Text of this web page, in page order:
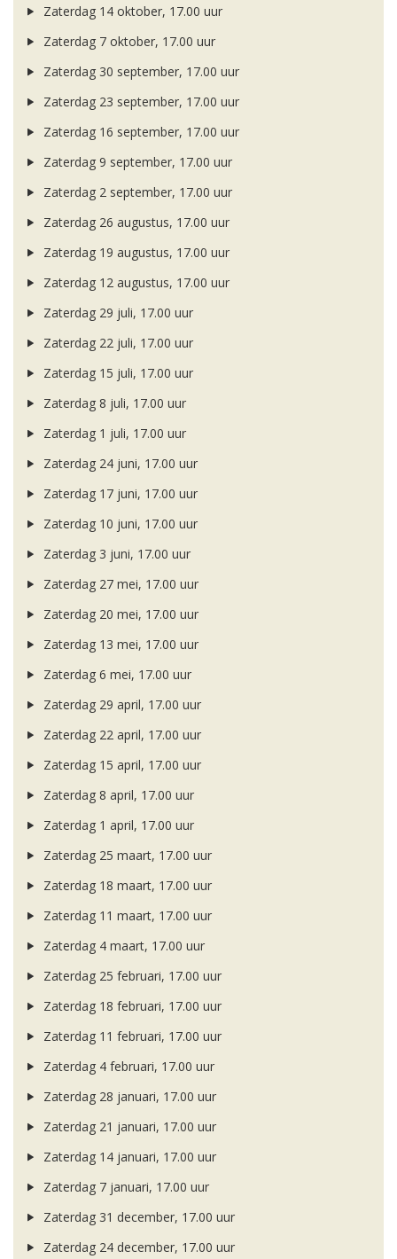
Zaterdag 14 oktober, 17.00 uur
Zaterdag 7 oktober, 17.00 uur
Zaterdag 30 september, 17.00 uur
Zaterdag 23 september, 17.00 uur
Zaterdag 16 september, 17.00 uur
Zaterdag 9 september, 17.00 uur
Zaterdag 2 september, 17.00 uur
Zaterdag 26 augustus, 17.00 uur
Zaterdag 19 augustus, 17.00 uur
Zaterdag 12 augustus, 17.00 uur
Zaterdag 29 juli, 17.00 uur
Zaterdag 22 juli, 17.00 uur
Zaterdag 15 juli, 17.00 uur
Zaterdag 8 juli, 17.00 uur
Zaterdag 1 juli, 17.00 uur
Zaterdag 24 juni, 17.00 uur
Zaterdag 17 juni, 17.00 uur
Zaterdag 10 juni, 17.00 uur
Zaterdag 3 juni, 17.00 uur
Zaterdag 27 mei, 17.00 uur
Zaterdag 20 mei, 17.00 uur
Zaterdag 13 mei, 17.00 uur
Zaterdag 6 mei, 17.00 uur
Zaterdag 29 april, 17.00 uur
Zaterdag 22 april, 17.00 uur
Zaterdag 15 april, 17.00 uur
Zaterdag 8 april, 17.00 uur
Zaterdag 1 april, 17.00 uur
Zaterdag 25 maart, 17.00 uur
Zaterdag 18 maart, 17.00 uur
Zaterdag 11 maart, 17.00 uur
Zaterdag 4 maart, 17.00 uur
Zaterdag 25 februari, 17.00 uur
Zaterdag 18 februari, 17.00 uur
Zaterdag 11 februari, 17.00 uur
Zaterdag 4 februari, 17.00 uur
Zaterdag 28 januari, 17.00 uur
Zaterdag 21 januari, 17.00 uur
Zaterdag 14 januari, 17.00 uur
Zaterdag 7 januari, 17.00 uur
Zaterdag 31 december, 17.00 uur
Zaterdag 24 december, 17.00 uur